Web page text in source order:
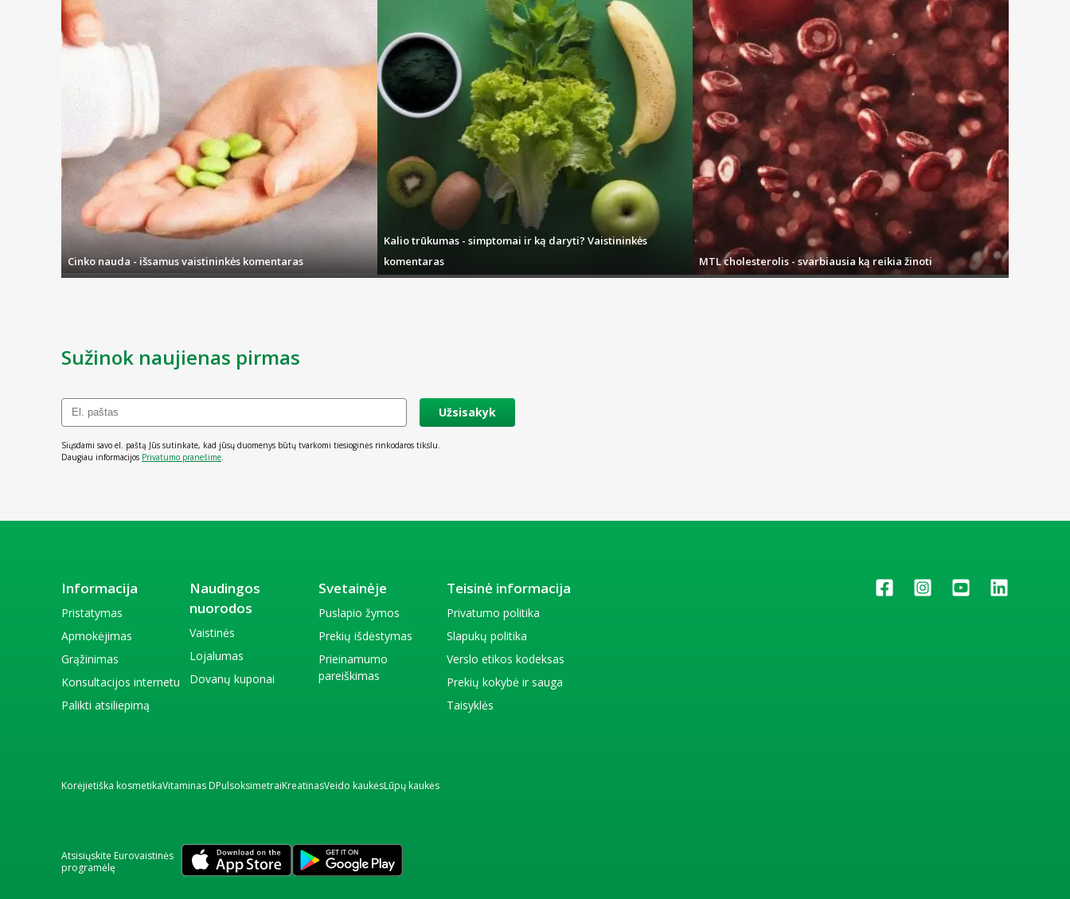
Cinko nauda - išsamus vaistininkės komentaras
Kalio trūkumas - simptomai ir ką daryti? Vaistininkės
komentaras
MTL cholesterolis - svarbiausia ką reikia žinoti
Sužinok naujienas pirmas
Užsisakyk
Siųsdami savo el. paštą Jūs sutinkate, kad jūsų duomenys būtų tvarkomi tiesioginės rinkodaros tikslu.
Daugiau informacijos Privatumo pranešime
Informacija
Pristatymas
Apmokėjimas
Grąžinimas
Konsultacijos internetu
Palikti atsiliepimą
Naudingos
nuorodos
Vaistinės
Lojalumas
Dovanų kuponai
Svetainėje
Puslapio žymos
Prekių išdėstymas
Prieinamumo
pareiškimas
Teisinė informacija
Privatumo politika
Slapukų politika
Verslo etikos kodeksas
Prekių kokybė ir sauga
Taisyklės
Korėjietiška kosmetikaVitaminas DPulsoksimetraiKreatinasVeido kaukėsLūpų kaukės
Atsisiųskite Eurovaistinės
programėlę